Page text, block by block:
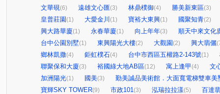
文華硯(6) 遠雄文心匯(3) 林鼎樸御(4) 勝美新東區(3)
皇普莊園 (1) 大愛金川 (1) 寶裕大東興(1) 國聚知青(2)
興大路華廈(1) 永春華廈(1) 向上年年(3)
順天中來文化
台中公園別墅(1) 東興陽光大樓(2) 大觀園 (2) 興大翡儷
鄉林凱撒(4) 鉅虹樸石(4) 台中市西區五權路2-143號(1)
聯聚保和大廈(3) 裕國綠大地AB區(12) 寓上逢甲 (4)
文
加洲陽光(1) 國美(3)
勤美誠品美術館．大面寬電梯雙車美
寶輝SKY TOWER(9) 市政101(3) 泓瑞拉拉漾(5)
百達